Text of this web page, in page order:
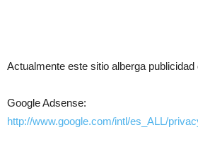
Actualmente este sitio alberga publicidad
Google Adsense:
http://www.google.com/intl/es_ALL/